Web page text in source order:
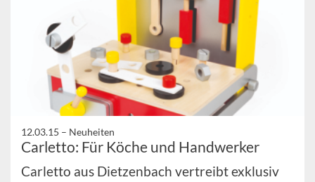
12.03.15 – Neuheiten
Carletto: Für Köche und Handwerker
Carletto aus Dietzenbach vertreibt exklusiv